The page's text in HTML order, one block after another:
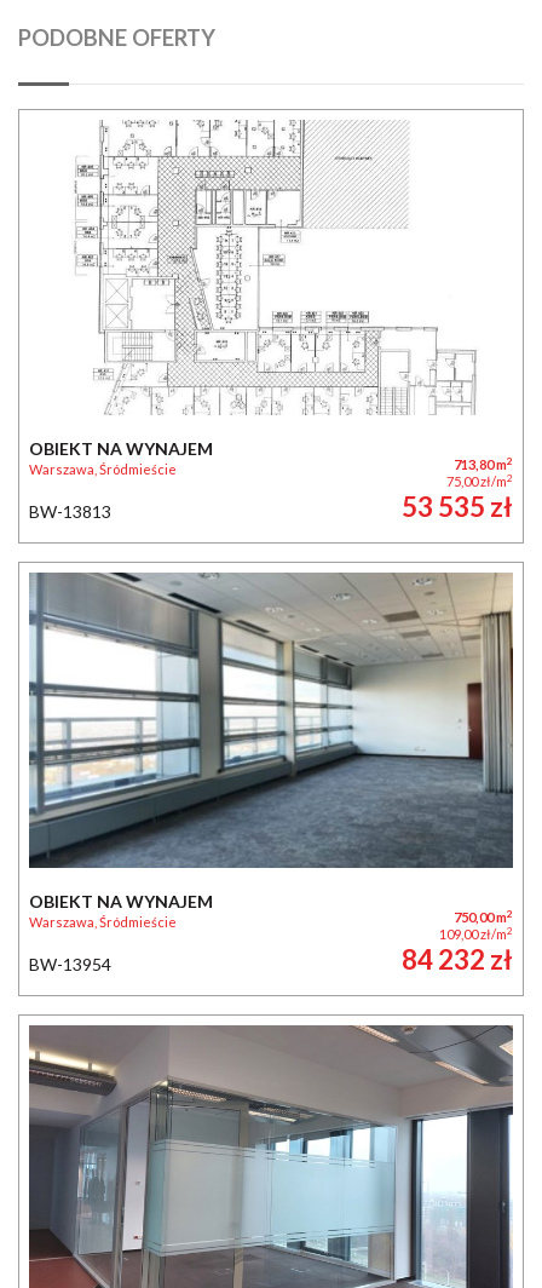
PODOBNE OFERTY
OBIEKT NA WYNAJEM
Warszawa, Śródmieście 713,80 m2
75,00 zł/m2
BW-13813 53 535 zł
OBIEKT NA WYNAJEM
Warszawa, Śródmieście 750,00 m2
109,00 zł/m2
BW-13954 84 232 zł